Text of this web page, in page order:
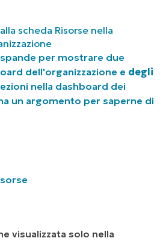
scheda Risorse nella
per mostrare due
dell'organizzazione e degli
nella dashboard dei
un argomento per saperne di
visualizzata solo nella